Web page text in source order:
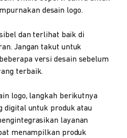
desain logo.
dan terlihat baik di
Jangan takut untuk
versi desain sebelum
terbaik.
logo, langkah berikutnya
digital untuk produk atau
layanan
menampilkan produk